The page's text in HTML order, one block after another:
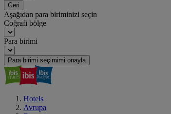
Geri
Aşağıdan para biriminizi seçin
Coğrafi bölge
Para birimi
Para birimi seçimimi onayla
Hotels
Avrupa